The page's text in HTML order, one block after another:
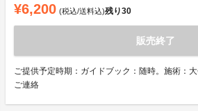
¥6,200 (税込/送料込)残り30
販売終了
ご提供予定時期：ガイドブック：随時。施術：
ご連絡